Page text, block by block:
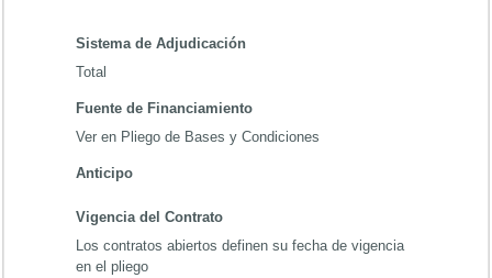
Sistema de Adjudicación
Total
Fuente de Financiamiento
Ver en Pliego de Bases y Condiciones
Anticipo
Vigencia del Contrato
Los contratos abiertos definen su fecha de vigencia
en el pliego